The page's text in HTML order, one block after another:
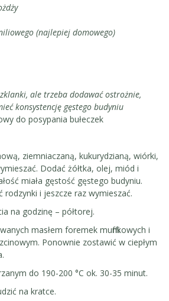
(najlepiej domowego)
ale trzeba dodawać ostrożnie,
konsystencję gęstego budyniu
do posypania bułeczek
ziemniaczaną, kukurydzianą, wiórki,
Dodać żółtka, olej, miód i
miała gęstość gęstego budyniu.
rodzynki i jeszcze raz wymieszać.
na godzinę – półtorej.
masłem foremek muffinkowych i
Ponownie zostawić w ciepłym
do 190-200 °C ok. 30-35 minut.
na kratce.